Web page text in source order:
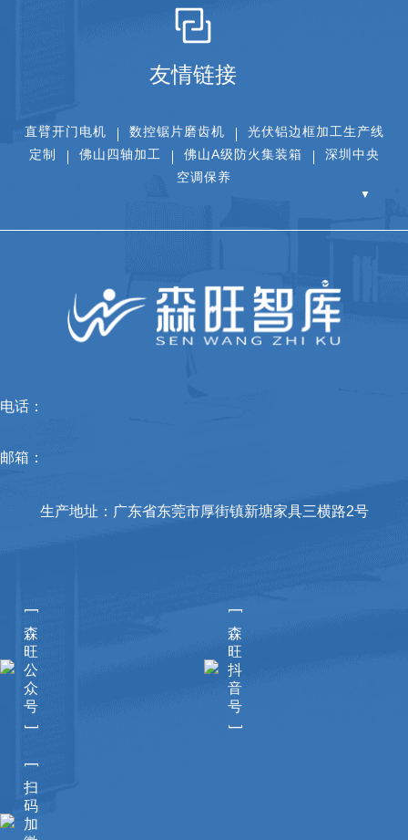
友情链接
直臂开门电机 数控锯片磨齿机
光伏铝边框加工生产线
定制
佛山四轴加工 佛山A级防火集装箱
深圳中央
空调保养
▼
电话：
邮箱：
生产地址：广东省东莞市厚街镇新塘家具三横路2号
[
森
旺
公
众
号
]
[
森
旺
抖
音
号
]
[
扫
码
加